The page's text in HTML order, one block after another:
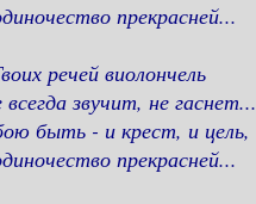
прекрасней...
речей виолончель
звучит, не гаснет...
быть - и крест, и цель,
прекрасней...